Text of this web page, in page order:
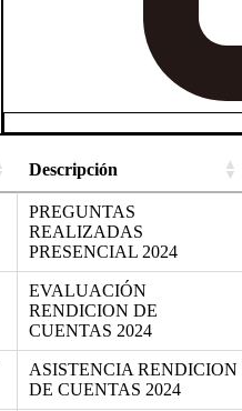
Descripción
PREGUNTAS
REALIZADAS
PRESENCIAL 2024
EVALUACIÓN
RENDICION DE
CUENTAS 2024
ASISTENCIA RENDICION
DE CUENTAS 2024